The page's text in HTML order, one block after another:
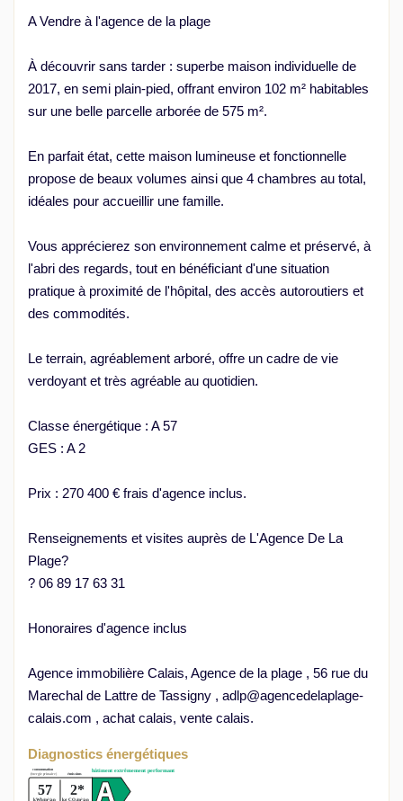
A Vendre à l'agence de la plage
À découvrir sans tarder : superbe maison individuelle de
2017, en semi plain-pied, offrant environ 102 m² habitables
sur une belle parcelle arborée de 575 m².
En parfait état, cette maison lumineuse et fonctionnelle
propose de beaux volumes ainsi que 4 chambres au total,
idéales pour accueillir une famille.
Vous apprécierez son environnement calme et préservé, à
l'abri des regards, tout en bénéficiant d'une situation
pratique à proximité de l'hôpital, des accès autoroutiers et
des commodités.
Le terrain, agréablement arboré, offre un cadre de vie
verdoyant et très agréable au quotidien.
Classe énergétique : A 57
GES : A 2
Prix : 270 400 € frais d'agence inclus.
Renseignements et visites auprès de L'Agence De La
Plage?
? 06 89 17 63 31
Honoraires d'agence inclus
Agence immobilière Calais, Agence de la plage , 56 rue du
Marechal de Lattre de Tassigny , adlp@agencedelaplage-
calais.com , achat calais, vente calais.
Diagnostics énergétiques